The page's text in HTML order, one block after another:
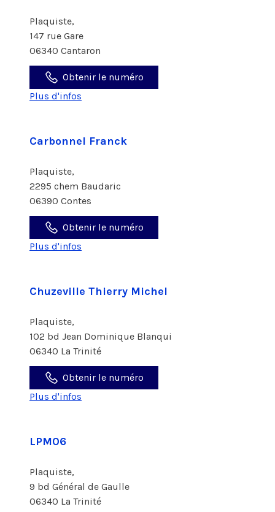
Plaquiste,
147 rue Gare
06340 Cantaron
Obtenir le numéro
Plus d'infos
Carbonnel Franck
Plaquiste,
2295 chem Baudaric
06390 Contes
Obtenir le numéro
Plus d'infos
Chuzeville Thierry Michel
Plaquiste,
102 bd Jean Dominique Blanqui
06340 La Trinité
Obtenir le numéro
Plus d'infos
LPM06
Plaquiste,
9 bd Général de Gaulle
06340 La Trinité